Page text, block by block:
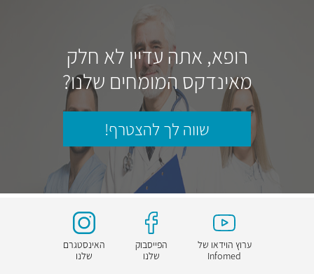
רופא, אתה עדיין לא חלק
מאינדקס המומחים שלנו?
שווה לך להצטרף!
ערוץ הוידאו של
Infomed
הפייסבוק
שלנו
האינסטגרם
שלנו